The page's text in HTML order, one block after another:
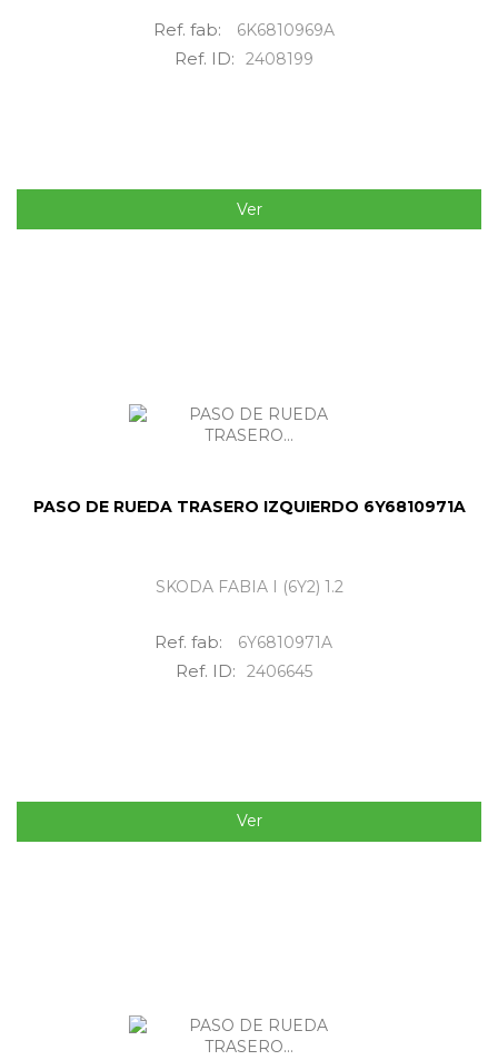
Ref. fab: 6K6810969A
Ref. ID: 2408199
Ver
PASO DE RUEDA TRASERO IZQUIERDO 6Y6810971A
SKODA FABIA I (6Y2) 1.2
Ref. fab: 6Y6810971A
Ref. ID: 2406645
Ver